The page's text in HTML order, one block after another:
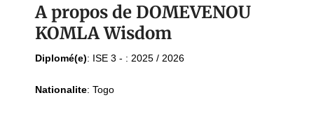
A propos de DOMEVENOU
KOMLA Wisdom
Diplomé(e): ISE 3 - : 2025 / 2026
Nationalite: Togo